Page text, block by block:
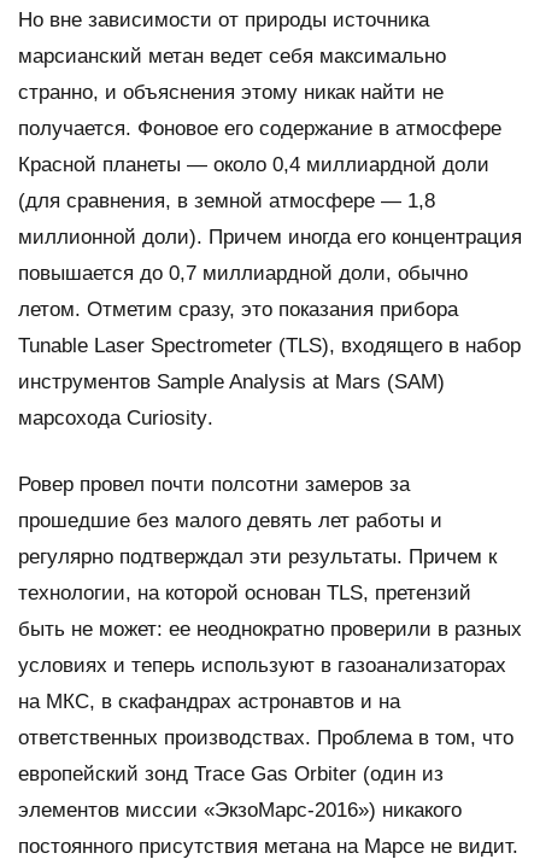
Но вне зависимости от природы источника
марсианский метан ведет себя максимально
странно, и объяснения этому никак найти не
получается. Фоновое его содержание в атмосфере
Красной планеты — около 0,4 миллиардной доли
(для сравнения, в земной атмосфере — 1,8
миллионной доли). Причем иногда его концентрация
повышается до 0,7 миллиардной доли, обычно
летом. Отметим сразу, это показания прибора
Tunable Laser Spectrometer (TLS), входящего в набор
инструментов Sample Analysis at Mars (SAM)
марсохода Curiosity.
Ровер провел почти полсотни замеров за
прошедшие без малого девять лет работы и
регулярно подтверждал эти результаты. Причем к
технологии, на которой основан TLS, претензий
быть не может: ее неоднократно проверили в разных
условиях и теперь используют в газоанализаторах
на МКС, в скафандрах астронавтов и на
ответственных производствах. Проблема в том, что
европейский зонд Trace Gas Orbiter (один из
элементов миссии «ЭкзоМарс-2016») никакого
постоянного присутствия метана на Марсе не видит.